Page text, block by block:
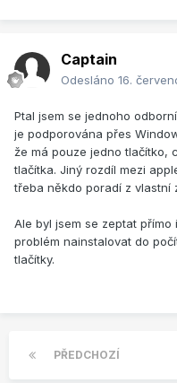
Captain
Odesláno 16.
Ptal jsem se jednoho
je podporována přes
že má pouze jedno tlačítko,
tlačítka. Jiný rozdíl mezi
třeba někdo poradí z vlastní
Ale byl jsem se zeptat
problém nainstalovat do
tlačítky.
PŘEDCHOZÍ